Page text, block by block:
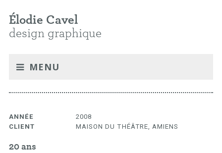
Élodie Cavel
design graphique
MENU
ANNÉE
2008
CLIENT
MAISON DU THÉÂTRE, AMIENS
20 ans